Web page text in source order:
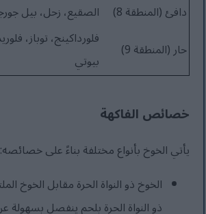
دافئ (المنطقة 8)
الصقيع، زحل، بيل
حار (المنطقة 9)
فلورداكينج، توباز،
بيوتي
خصائص الفاكهة
يأتي الخوخ بأنواع مختلفة بناءً على خصائصه:
الخوخ ذو النواة الحرة مقابل الخوخ
ذو النواة الحرة بلحم ينفصل بسهولة